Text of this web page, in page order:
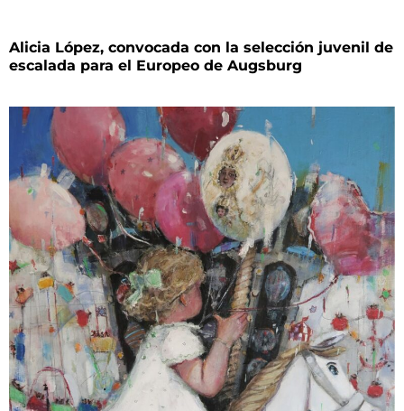
Alicia López, convocada con la selección juvenil de
escalada para el Europeo de Augsburg